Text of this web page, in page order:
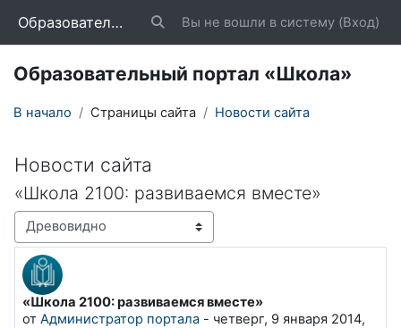
Образовательный портал «Школа» Изменить данные поисковой строки
Вы не вошли в систему (Вход)
Образовательный портал «Школа»
В начало Страницы сайта Новости сайта
Новости сайта
«Школа 2100: развиваемся вместе»
Режим отображения
«Школа 2100: развиваемся вместе»
от Администратор портала - четверг, 9 января 2014,
Количество ответов: 0